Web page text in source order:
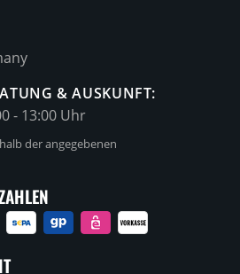
& AUSKUNFT:
- 13:00 Uhr
der angegebenen